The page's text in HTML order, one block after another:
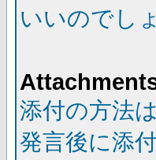
いいのでし
添付の方法
発言後に添